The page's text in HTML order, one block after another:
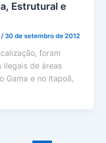
Estrutural e
/ 30 de setembro de 2012
foram
ilegais de áreas
Gama e no Itapoã,